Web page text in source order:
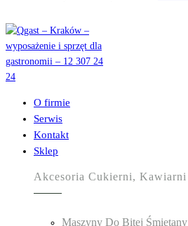
O firmie
Serwis
Kontakt
Sklep
Akcesoria Cukierni, Kawiarni
Maszyny Do Bitej Śmietany